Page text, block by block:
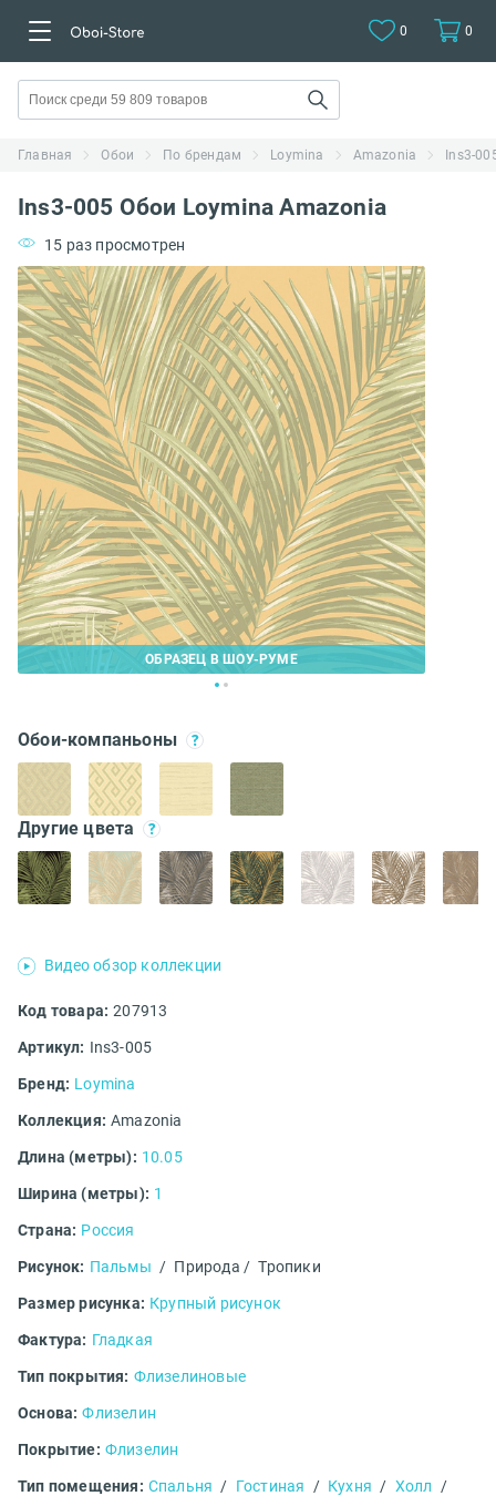
0 0
Главная Обои По брендам Loymina Amazonia Ins3-
Ins3-005 Обои Loymina Amazonia
15 раз просмотрен
ОБРАЗЕЦ В ШОУ-РУМЕ
Код товара: 207913
Артикул: Ins3-005
Бренд: Loymina
Коллекция: Amazonia
Длина (метры): 10.05
Ширина (метры): 1
Страна: Россия
Рисунок: Пальмы / Природа / Тропики
Размер рисунка: Крупный рисунок
Фактура: Гладкая
Тип покрытия: Флизелиновые
Основа: Флизелин
Покрытие: Флизелин
Тип помещения: Спальня / Гостиная / Кухня / Холл
/
Обои-компаньоны
Другие цвета
Видео обзор коллекции